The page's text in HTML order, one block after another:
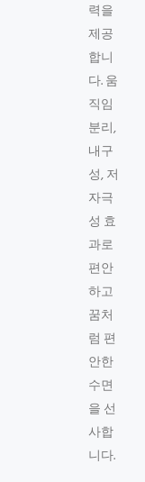
력을
제공
합니
다. 움
직임
분리,
내구
성, 저
자극
성 효
과로
편안
하고
꿈처
럼 편
안한
수면
을 선
사합
니다.